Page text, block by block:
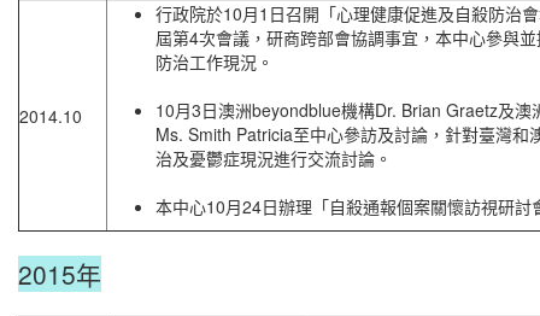
2014.10
行政院於10月1日召開「心理健康促進及自殺防治
屆第4次會議，研商跨部會協調事宜，本中心參與
防治工作現況。
10月3日澳洲beyondblue機構Dr. Brian Graetz及澳
Ms. Smith Patricia至中心參訪及討論，針對臺灣和
治及憂鬱症現況進行交流討論。
本中心10月24日辦理「自殺通報個案關懷訪視研討
2015年